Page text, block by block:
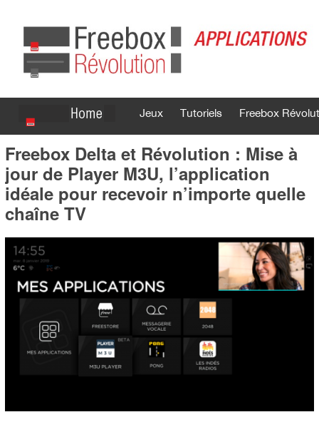
Jeux Tutoriels Freebox
Se connecter S'inscrire
Freebox Delta et Révolution : Mise à
jour de Player M3U, l’application
idéale pour recevoir n’importe quelle
chaîne TV